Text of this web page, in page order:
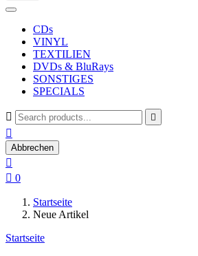
CDs
VINYL
TEXTILIEN
DVDs & BluRays
SONSTIGES
SPECIALS
 

Abbrechen

 0
Startseite
Neue Artikel
Startseite